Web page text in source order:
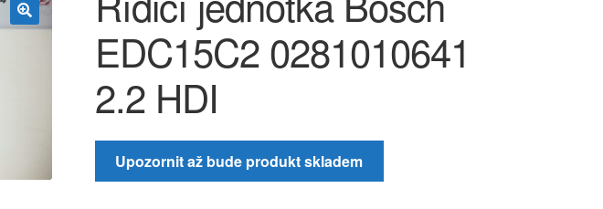
🔍
EDC15C2 0281010641
2.2 HDI
Upozornit až bude produkt skladem